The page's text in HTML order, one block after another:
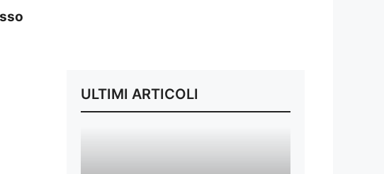
ULTIMI ARTICOLI